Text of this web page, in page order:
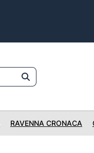
RAVENNA CRONACA